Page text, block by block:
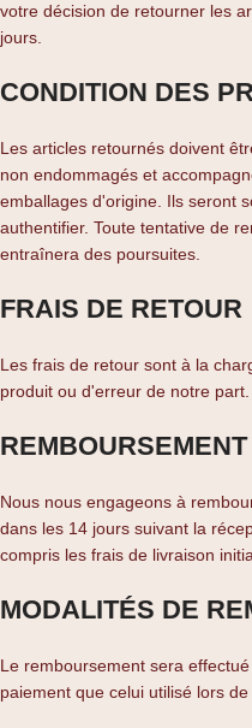
votre décision de retourner les
jours.
CONDITION DES
Les articles retournés doivent
non endommagés et
emballages d'origine. Ils seront
authentifier. Toute tentative de
entraînera des poursuites.
FRAIS DE RETOUR
Les frais de retour sont à la
produit ou d'erreur de notre part.
Nous nous engageons à
dans les 14 jours suivant la
compris les frais de livraison
MODALITÉS DE
Le remboursement sera
paiement que celui utilisé lors